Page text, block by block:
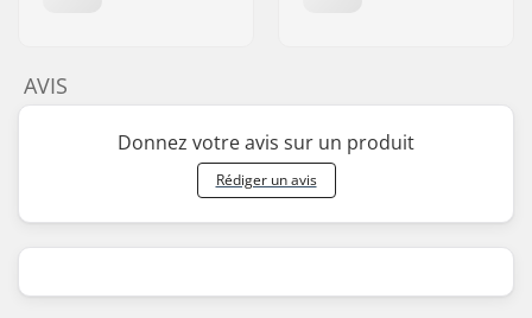
AVIS
Donnez votre avis sur un produit
Rédiger un avis